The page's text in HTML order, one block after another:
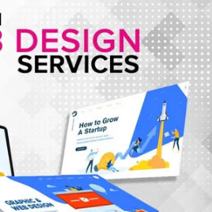
মাতারবাড়িতে পৌঁছেছেন
সড়ক দূর্ঘটনা- বাইক আরোহী